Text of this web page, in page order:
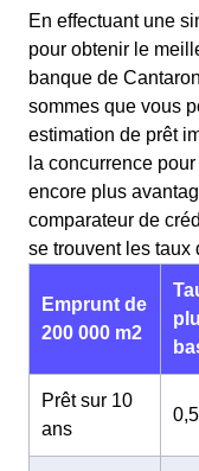
En effectuant une
pour obtenir le
banque de
sommes que vous
estimation de prêt
la concurrence
encore plus
comparateur de
se trouvent les taux
Emprunt de
200 000 m2
Prêt sur 10
ans